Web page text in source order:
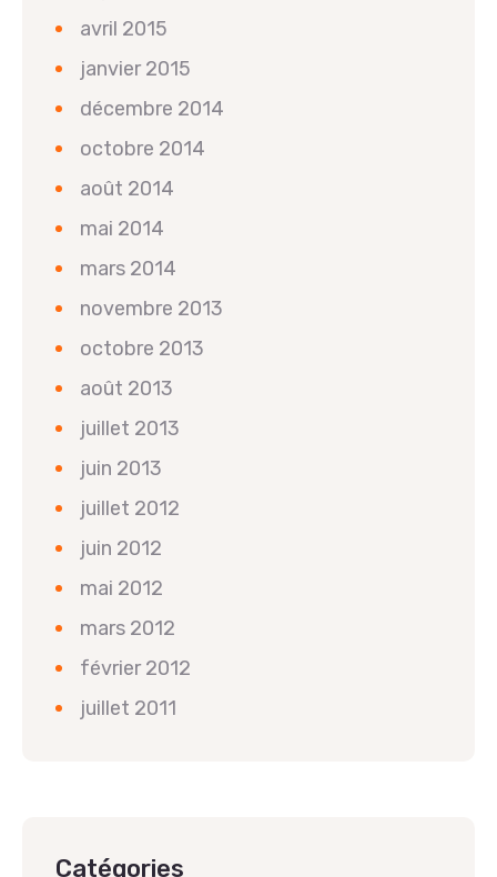
avril 2015
janvier 2015
décembre 2014
octobre 2014
août 2014
mai 2014
mars 2014
novembre 2013
octobre 2013
août 2013
juillet 2013
juin 2013
juillet 2012
juin 2012
mai 2012
mars 2012
février 2012
juillet 2011
Catégories